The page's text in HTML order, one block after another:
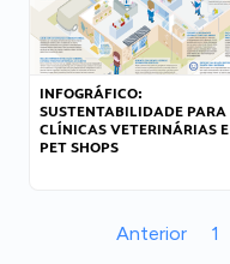
INFOGRÁFICO:
SUSTENTABILIDADE PARA
CLÍNICAS VETERINÁRIAS E
PET SHOPS
Anterior 1